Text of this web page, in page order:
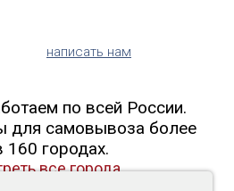
написать нам
по всей России.
для самовывоза более
160 городах.
все города